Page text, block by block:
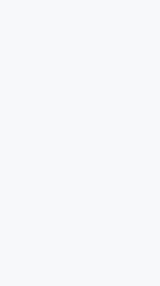
超强辅助，